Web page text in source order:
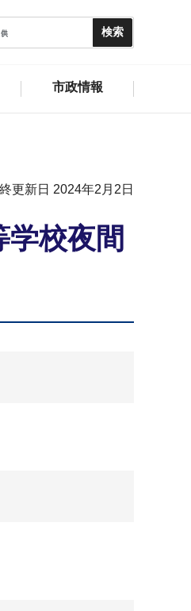
市政情報
更新日 2024年2月2日
学校夜間